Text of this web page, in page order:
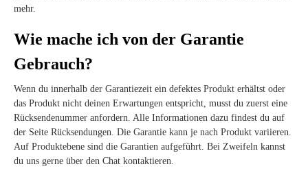
mehr.
Wie mache ich von der Garantie
Gebrauch?
Wenn du innerhalb der Garantiezeit ein defektes Produkt erhältst oder
das Produkt nicht deinen Erwartungen entspricht, musst du zuerst eine
Rücksendenummer anfordern. Alle Informationen dazu findest du auf
der Seite Rücksendungen. Die Garantie kann je nach Produkt variieren.
Auf Produktebene sind die Garantien aufgeführt. Bei Zweifeln kannst
du uns gerne über den Chat kontaktieren.